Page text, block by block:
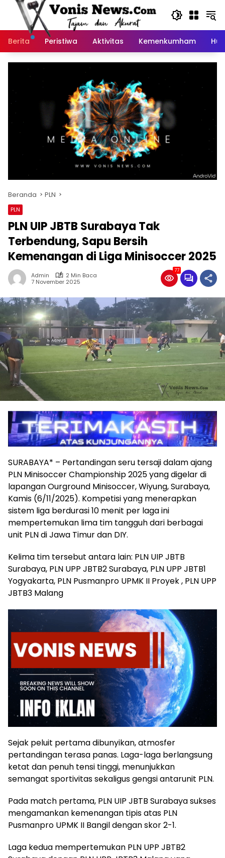
Langsung
Berita
Peristiwa Aktivitas Kemenkumham
Beranda PLN
PLN
PLN UIP JBTB Surabaya Tak
Terbendung, Sapu Bersih
Kemenangan di Liga Minisoccer 2025
Admin
2 Min Baca
7 November 2025
77
SURABAYA* – Pertandingan seru tersaji dalam ajang
PLN Minisoccer Championship 2025 yang digelar di
lapangan Ourground Minisoccer, Wiyung, Surabaya,
Kamis (6/11/2025). Kompetisi yang menerapkan
sistem liga berdurasi 10 menit per laga ini
mempertemukan lima tim tangguh dari berbagai
unit PLN di Jawa Timur dan DIY.
Kelima tim tersebut antara lain: PLN UIP JBTB
Surabaya, PLN UPP JBTB2 Surabaya, PLN UPP JBTB1
Yogyakarta, PLN Pusmanpro UPMK II Proyek , PLN UPP
JBTB3 Malang
Sejak peluit pertama dibunyikan, atmosfer
pertandingan terasa panas. Laga-laga berlangsung
ketat dan penuh tensi tinggi, menunjukkan
semangat sportivitas sekaligus gengsi antarunit PLN.
Pada match pertama, PLN UIP JBTB Surabaya sukses
mengamankan kemenangan tipis atas PLN
Pusmanpro UPMK II Bangil dengan skor 2-1.
Laga kedua mempertemukan PLN UPP JBTB2